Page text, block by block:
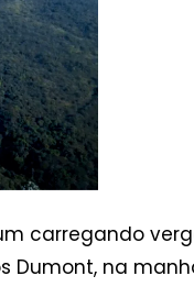
carregando
Dumont, na